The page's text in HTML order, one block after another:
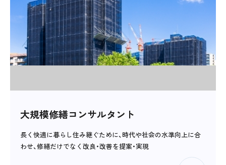
大規模修繕コンサルタント
長く快適に暮らし住み継ぐために、時代や社会の水準向上に合
わせ、修繕だけでなく改良・改善を提案・実現